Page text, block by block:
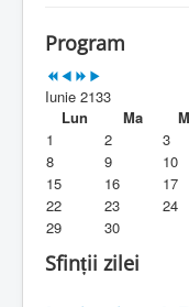
Duhovnicesti
Servicii religioase
Alte legaturi
Biblioteca Parohiei
Foaia Parohiei
Program
Iunie 2133
Lun
Ma
1
2 3
8
9 10
15
16 17
22
23 24
29
30
Sfinții zilei